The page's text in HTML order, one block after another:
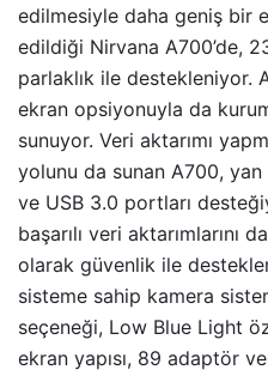
edilmesiyle daha geniş bir
edildiği Nirvana A700’de,
parlaklık ile destekleniyor.
ekran opsiyonuyla da
sunuyor. Veri aktarımı
yolunu da sunan A700,
ve USB 3.0 portları
başarılı veri aktarımlarını
olarak güvenlik ile
sisteme sahip kamera
seçeneği, Low Blue Light
ekran yapısı, 89 adaptör